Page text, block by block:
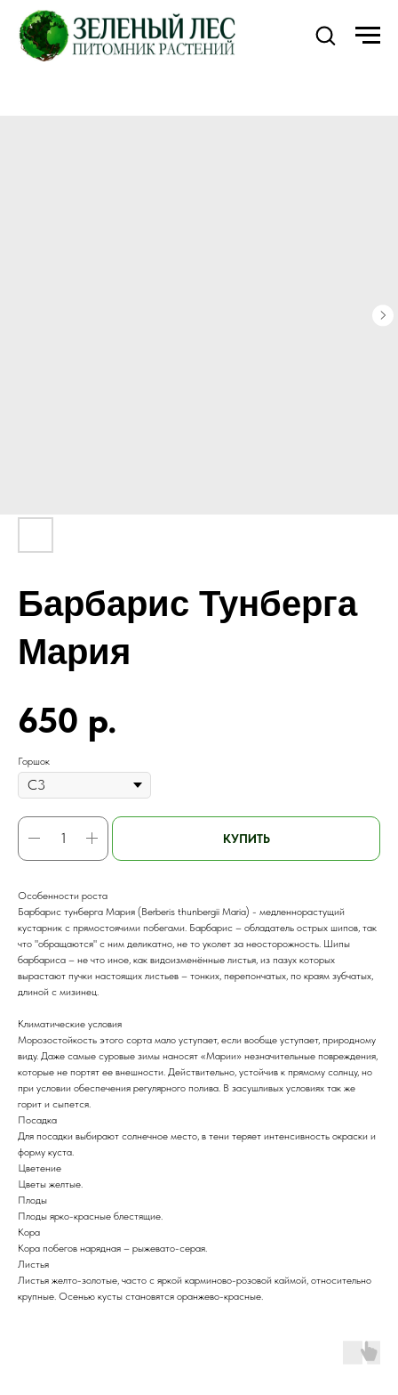
Барбарис Тунберга
Мария
650 р.
Горшок
КУПИТЬ
Особенности роста
Барбарис тунберга Мария (Berberis thunbergii Maria) - медленнорастущий
кустарник с прямостоячими побегами. Барбарис – обладатель острых шипов, так
что "обращаются" с ним деликатно, не то уколет за неосторожность. Шипы
барбариса – не что иное, как видоизменённые листья, из пазух которых
вырастают пучки настоящих листьев – тонких, перепончатых, по краям зубчатых,
длиной с мизинец.
Климатические условия
Морозостойкость этого сорта мало уступает, если вообще уступает, природному
виду. Даже самые суровые зимы наносят «Марии» незначительные повреждения,
которые не портят ее внешности. Действительно, устойчив к прямому солнцу, но
при условии обеспечения регулярного полива. В засушливых условиях так же
горит и сыпется.
Посадка
Для посадки выбирают солнечное место, в тени теряет интенсивность окраски и
форму куста.
Цветение
Цветы желтые.
Плоды
Плоды ярко-красные блестящие.
Кора
Кора побегов нарядная – рыжевато-серая.
Листья
Листья желто-золотые, часто с яркой карминово-розовой каймой, относительно
крупные. Осенью кусты становятся оранжево-красные.